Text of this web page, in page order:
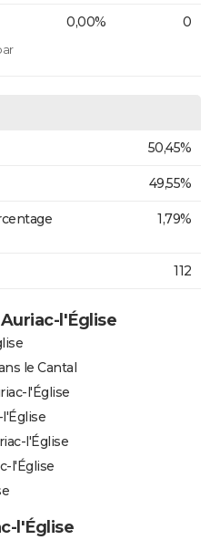
0,00% 0
50,45%
49,55%
1,79%
112
l'Église
le Cantal
l'Église
l'Église
l'Église
l'Église